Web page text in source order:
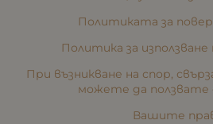
Политиката за
Политика за
При възникване на спор,
можете да ползвате
Вашите